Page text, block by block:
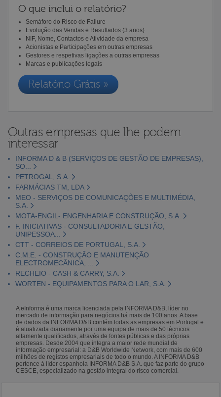
O que inclui o relatório?
Semáforo do Risco de Failure
Evolução das Vendas e Resultados (3 anos)
NIF, Nome, Contactos e Atividade da empresa
Acionistas e Participações em outras empresas
Gestores e respetivas ligações a outras empresas
Marcas e publicações legais
Relatório Grátis »
Outras empresas que lhe podem
interessar
INFORMA D & B (SERVIÇOS DE GESTÃO DE EMPRESAS),
SO...
PETROGAL, S.A.
FARMÁCIAS TM, LDA
MEO - SERVIÇOS DE COMUNICAÇÕES E MULTIMÉDIA,
S.A.
MOTA-ENGIL- ENGENHARIA E CONSTRUÇÃO, S.A.
F. INICIATIVAS - CONSULTADORIA E GESTÃO,
UNIPESSOA...
CTT - CORREIOS DE PORTUGAL, S.A.
C.M.E. - CONSTRUÇÃO E MANUTENÇÃO
ELECTROMECÂNICA, ...
RECHEIO - CASH & CARRY, S.A.
WORTEN - EQUIPAMENTOS PARA O LAR, S.A.
A eInforma é uma marca licenciada pela INFORMA D&B, líder no
mercado de informação para negócios há mais de 100 anos. A base
de dados da INFORMA D&B contém todas as empresas em Portugal e
é atualizada diariamente por uma equipa de mais de 50 técnicos
altamente qualificados, através de fontes públicas e das próprias
empresas. Desde 2004 que integra a maior rede mundial de
informação empresarial: a D&B Worldwide Network, com mais de 600
milhões de registos empresariais de todo o mundo. A INFORMA D&B
pertence à líder espanhola INFORMA D&B S.A. que faz parte do grupo
CESCE, especializado na gestão integral do risco comercial.